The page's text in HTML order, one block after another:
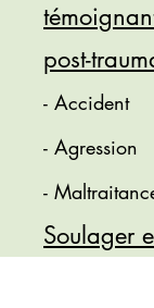
post-
- Accident
- Agression
-
Soulager